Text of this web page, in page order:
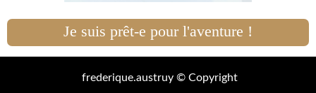
Je suis prêt-e pour l'aventure !
frederique.austruy © Copyright